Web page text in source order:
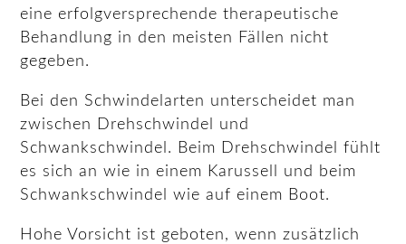
eine erfolgversprechende therapeutische
Behandlung in den meisten Fällen nicht
gegeben.
Bei den Schwindelarten unterscheidet man
zwischen Drehschwindel und
Schwankschwindel. Beim Drehschwindel fühlt
es sich an wie in einem Karussell und beim
Schwankschwindel wie auf einem Boot.
Hohe Vorsicht ist geboten, wenn zusätzlich